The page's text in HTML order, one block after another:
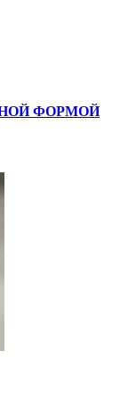
ФОРМОЙ